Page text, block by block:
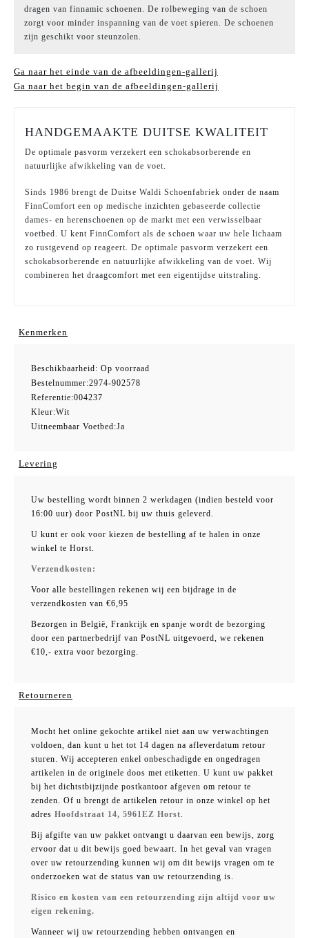
dragen van finnamic schoenen. De rolbeweging van de schoen
zorgt voor minder inspanning van de voet spieren. De schoenen
zijn geschikt voor steunzolen.
Ga naar het einde van de afbeeldingen-gallerij
Ga naar het begin van de afbeeldingen-gallerij
HANDGEMAAKTE DUITSE KWALITEIT
De optimale pasvorm verzekert een schokabsorberende en
natuurlijke afwikkeling van de voet.
Sinds 1986 brengt de Duitse Waldi Schoenfabriek onder de naam
FinnComfort een op medische inzichten gebaseerde collectie
dames- en herenschoenen op de markt met een verwisselbaar
voetbed. U kent FinnComfort als de schoen waar uw hele lichaam
zo rustgevend op reageert. De optimale pasvorm verzekert een
schokabsorberende en natuurlijke afwikkeling van de voet. Wij
combineren het draagcomfort met een eigentijdse uitstraling.
Kenmerken
Beschikbaarheid: Op voorraad
Bestelnummer:2974-902578
Referentie:004237
Kleur:Wit
Uitneembaar Voetbed:Ja
Levering
Uw bestelling wordt binnen 2 werkdagen (indien besteld voor
16:00 uur) door PostNL bij uw thuis geleverd.
U kunt er ook voor kiezen de bestelling af te halen in onze
winkel te Horst.
Verzendkosten:
Voor alle bestellingen rekenen wij een bijdrage in de
verzendkosten van €6,95
Bezorgen in België, Frankrijk en spanje wordt de bezorging
door een partnerbedrijf van PostNL uitgevoerd, we rekenen
€10,- extra voor bezorging.
Retourneren
Mocht het online gekochte artikel niet aan uw verwachtingen
voldoen, dan kunt u het tot 14 dagen na afleverdatum retour
sturen. Wij accepteren enkel onbeschadigde en ongedragen
artikelen in de originele doos met etiketten. U kunt uw pakket
bij het dichtstbijzijnde postkantoor afgeven om retour te
zenden. Of u brengt de artikelen retour in onze winkel op het
adres Hoofdstraat 14, 5961EZ Horst.
Bij afgifte van uw pakket ontvangt u daarvan een bewijs, zorg
ervoor dat u dit bewijs goed bewaart. In het geval van vragen
over uw retourzending kunnen wij om dit bewijs vragen om te
onderzoeken wat de status van uw retourzending is.
Risico en kosten van een retourzending zijn altijd voor uw
eigen rekening.
Wanneer wij uw retourzending hebben ontvangen en